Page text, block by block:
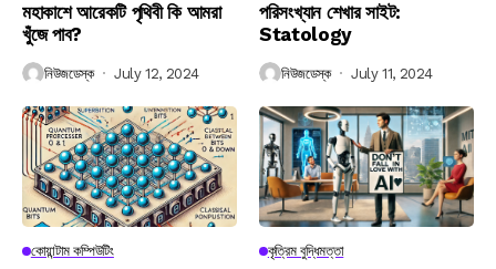
মহাকাশে আরেকটি পৃথিবী কি আমরা
খুঁজে পাব?
নিউজডেস্ক July 12, 2024
পরিসংখ্যান শেখার সাইট:
Statology
নিউজডেস্ক July 11, 2024
কোয়ান্টাম কম্পিউটিং কৃত্রিম বুদ্ধিমত্তা